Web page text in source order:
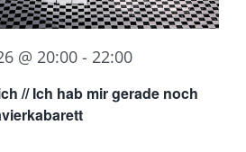
// Ich hab mir gerade noch
@ 20:00 - 22:00